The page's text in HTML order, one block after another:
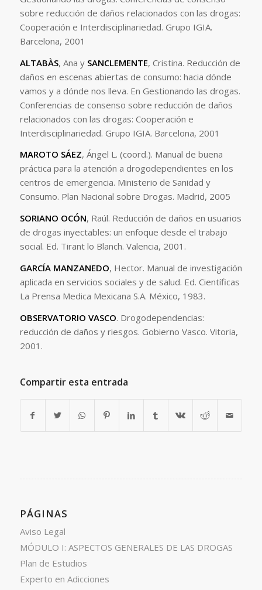
sobre reducción de daños relacionados con las drogas:
Cooperación e Interdisciplinariedad. Grupo IGIA.
Barcelona, 2001
ALTABÀS, Ana y SANCLEMENTE, Cristina. Reducción de
daños en escenas abiertas de consumo: hacia dónde
vamos y a dónde nos lleva. En Gestionando las drogas.
Conferencias de consenso sobre reducción de daños
relacionados con las drogas: Cooperación e
Interdisciplinariedad. Grupo IGIA. Barcelona, 2001
MAROTO SÁEZ, Ángel L. (coord.). Manual de buena
práctica para la atención a drogodependientes en los
centros de emergencia. Ministerio de Sanidad y
Consumo. Plan Nacional sobre Drogas. Madrid, 2005
SORIANO OCÓN, Raúl. Reducción de daños en usuarios
de drogas inyectables: un enfoque desde el trabajo
social. Ed. Tirant lo Blanch. Valencia, 2001.
GARCÍA MANZANEDO, Hector. Manual de investigación
aplicada en servicios sociales y de salud. Ed. Científicas
La Prensa Medica Mexicana S.A. México, 1983.
OBSERVATORIO VASCO. Drogodependencias:
reducción de daños y riesgos. Gobierno Vasco. Vitoria,
2001.
Compartir esta entrada
PÁGINAS
Aviso Legal
MÓDULO I: ASPECTOS GENERALES DE LAS DROGAS
Plan de Estudios
Experto en Adicciones